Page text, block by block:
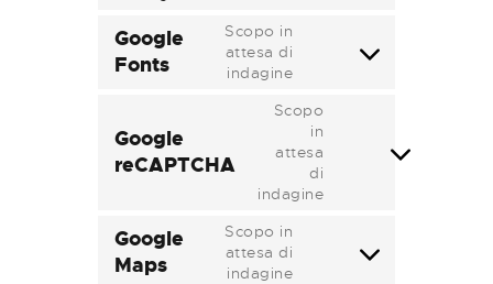
google-
Google
Fonts
Scopo in
attesa di
indagine
Consent
service
google-
fonts
Google
reCAPTCHA
Scopo
in
attesa
di
indagine
Consent
recaptcha
Google
Maps
Scopo in
attesa di
indagine
Consent